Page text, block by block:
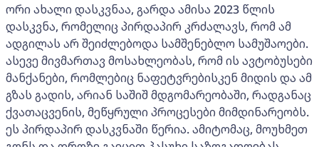
ორი ახალი დასკვნაა, გარდა ამისა 2023 წლის
დასკვნა, რომელიც პირდაპირ კრძალავს, რომ ამ
ადგილას არ შეიძლებოდა სამშენებლო სამუშაოები.
ასევე მივმართავ მოსახლეობას, რომ ის ავტობუსები
მანქანები, რომლებიც ნაფეტვრებისკენ მიდის და ამ
გზას გადის, არიან საშიშ მდგომარეობაში, რადგანაც
ქვათაცვენის, მეწყრული პროცესები მიმდინარეობს.
ეს პირდაპირ დასკვნაში წერია. ამიტომაც, მოუხმეთ